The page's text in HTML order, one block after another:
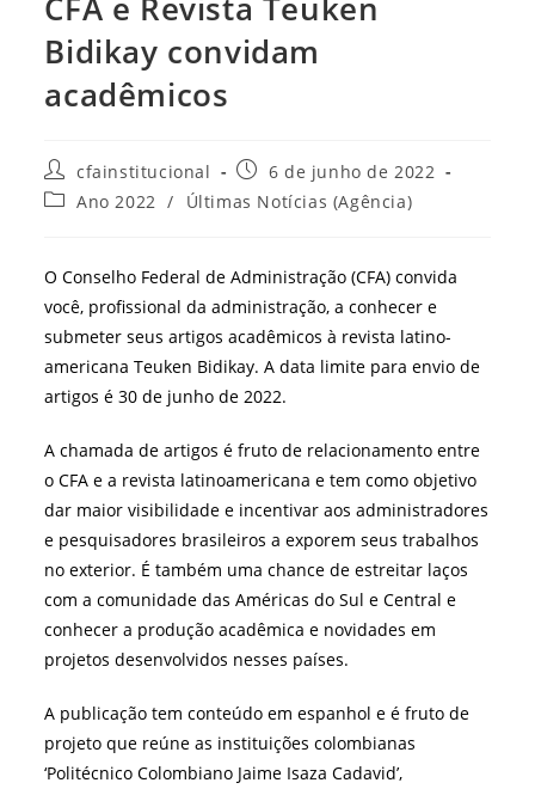
Bidikay convidam
acadêmicos
Autor
do
post:
cfainstitucional
Post
publicado:
6 de junho de 2022
Categoria
Ano 2022 / Últimas Notícias (Agência)
O Conselho Federal de Administração (CFA) convida
você, profissional da administração, a conhecer e
submeter seus artigos acadêmicos à revista latino-
americana Teuken Bidikay. A data limite para envio de
artigos é 30 de junho de 2022.
A chamada de artigos é fruto de relacionamento entre
o CFA e a revista latinoamericana e tem como objetivo
dar maior visibilidade e incentivar aos administradores
e pesquisadores brasileiros a exporem seus trabalhos
no exterior. É também uma chance de estreitar laços
com a comunidade das Américas do Sul e Central e
conhecer a produção acadêmica e novidades em
projetos desenvolvidos nesses países.
A publicação tem conteúdo em espanhol e é fruto de
projeto que reúne as instituições colombianas
‘Politécnico Colombiano Jaime Isaza Cadavid’,